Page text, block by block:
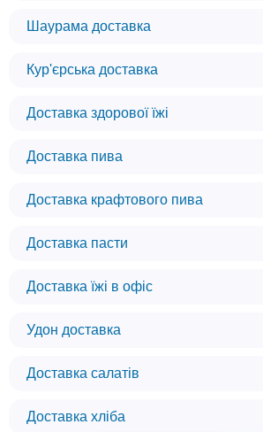
Шаурама доставка
Кур'єрська доставка
Доставка здорової їжі
Доставка пива
Доставка крафтового пива
Доставка пасти
Доставка їжі в офіс
Удон доставка
Доставка салатів
Доставка хліба